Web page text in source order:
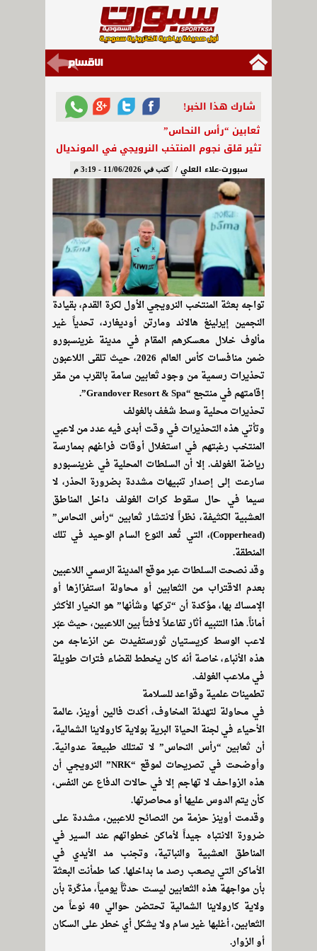
شارك هذا الخبر!
ثعابين “رأس النحاس”
تثير قلق نجوم المنتخب النرويجي في المونديال
سبورت-علاء العلي / كتب في 11/06/2026 - 3:19 م
تواجه بعثة المنتخب النرويجي الأول لكرة القدم، بقيادة
النجمين إيرلينغ هالاند ومارتن أوديغارد، تحدياً غير
مألوف خلال معسكرهم المقام في مدينة غرينسبورو
ضمن منافسات كأس العالم 2026، حيث تلقى اللاعبون
تحذيرات رسمية من وجود ثعابين سامة بالقرب من مقر
إقامتهم في منتجع “Grandover Resort & Spa”.
تحذيرات محلية وسط شغف بالغولف
وتأتي هذه التحذيرات في وقت أبدى فيه عدد من لاعبي
المنتخب رغبتهم في استغلال أوقات فراغهم بممارسة
رياضة الغولف. إلا أن السلطات المحلية في غرينسبورو
سارعت إلى إصدار تنبيهات مشددة بضرورة الحذر، لا
سيما في حال سقوط كرات الغولف داخل المناطق
العشبية الكثيفة، نظراً لانتشار ثعابين “رأس النحاس”
(Copperhead)، التي تُعد النوع السام الوحيد في تلك
المنطقة.
وقد نصحت السلطات عبر موقع المدينة الرسمي اللاعبين
بعدم الاقتراب من الثعابين أو محاولة استفزازها أو
الإمساك بها، مؤكدة أن “تركها وشأنها” هو الخيار الأكثر
أماناً. هذا التنبيه أثار تفاعلاً لافتاً بين اللاعبين، حيث عبّر
لاعب الوسط كريستيان ثورستفيدت عن انزعاجه من
هذه الأنباء، خاصة أنه كان يخطط لقضاء فترات طويلة
في ملاعب الغولف.
تطمينات علمية وقواعد للسلامة
في محاولة لتهدئة المخاوف، أكدت فالين أوينز، عالمة
الأحياء في لجنة الحياة البرية بولاية كارولاينا الشمالية،
أن ثعابين “رأس النحاس” لا تمتلك طبيعة عدوانية.
وأوضحت في تصريحات لموقع “NRK” النرويجي أن
هذه الزواحف لا تهاجم إلا في حالات الدفاع عن النفس،
كأن يتم الدوس عليها أو محاصرتها.
وقدمت أوينز حزمة من النصائح للاعبين، مشددة على
ضرورة الانتباه جيداً لأماكن خطواتهم عند السير في
المناطق العشبية والنباتية، وتجنب مد الأيدي في
الأماكن التي يصعب رصد ما بداخلها. كما طمأنت البعثة
بأن مواجهة هذه الثعابين ليست حدثاً يومياً، مذكّرة بأن
ولاية كارولاينا الشمالية تحتضن حوالي 40 نوعاً من
الثعابين، أغلبها غير سام ولا يشكل أي خطر على السكان
أو الزوار.